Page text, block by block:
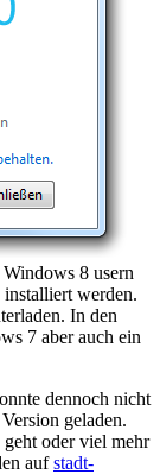
8 usern
werden.
In den
7 aber auch ein
dennoch nicht
geladen.
oder viel mehr
aufstadt-